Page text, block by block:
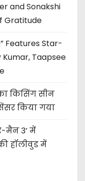
and Sonakshi
Gratitude
Features Star-
Taapsee
किसिंग सीन
किया गया
मैन 3’ में
हॉलीवुड में